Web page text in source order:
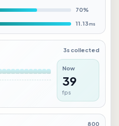
70%
12.63ms
4s collected
Now
36
fps
800